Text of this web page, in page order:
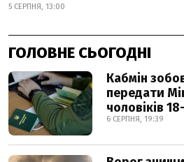
5 СЕРПНЯ, 13:00
ГОЛОВНЕ СЬОГОДНІ
Кабмін
передати
чоловіків
6 СЕРПНЯ, 19:39